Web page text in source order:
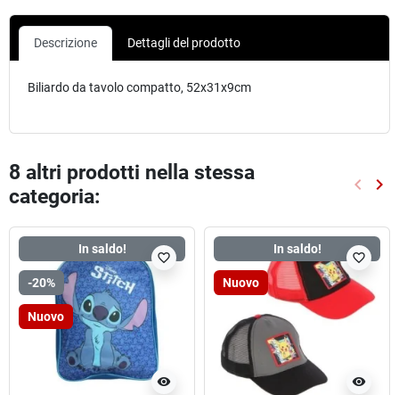
Descrizione Dettagli del prodotto
Biliardo da tavolo compatto, 52x31x9cm
8 altri prodotti nella stessa
categoria:
keyboard_arrow_left keyboard_arrow_right
In saldo!
-20%
Nuovo
visibility
favorite_border
In saldo!
Nuovo
visibility
favorite_border